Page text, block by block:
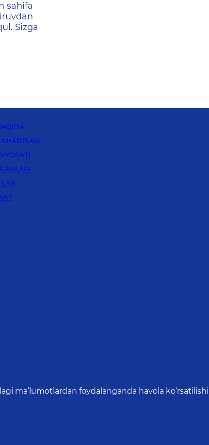
sahifa
Sizga
ma’lumotlardan foydalanganda havola